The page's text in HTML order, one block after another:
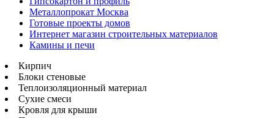
Металлопрокат Москва
Готовые проекты домов
Интернет магазин строительных материалов
Камины и печи
Кирпич
Блоки стеновые
Теплоизоляционный материал
Сухие смеси
Кровля для крыши